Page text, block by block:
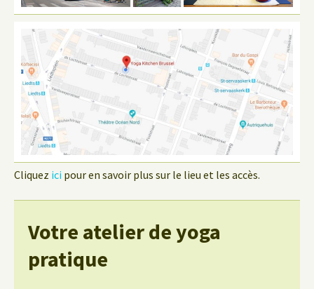
Cliquez ici pour en savoir plus sur le lieu et les accès.
Votre atelier de yoga
pratique